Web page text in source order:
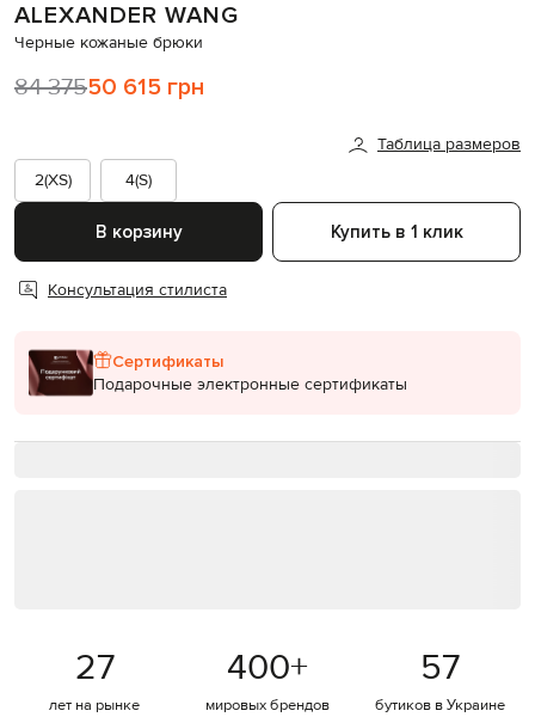
ALEXANDER WANG
Черные кожаные брюки
84 37550 615 грн
Таблица размеров
2(XS)
4(S)
В корзину Купить в 1 клик
Консультация стилиста
Сертификаты
Подарочные электронные сертификаты
27
лет на рынке
400+
мировых брендов
57
бутиков в Украине